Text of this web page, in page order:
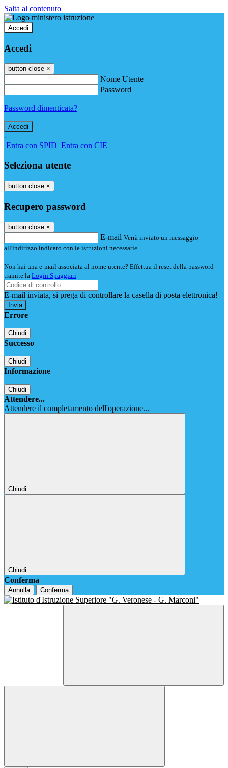
Salta al contenuto
Accedi
Accedi
button close ×
Nome Utente
Password
Password dimenticata?
-
Entra con SPID Entra con CIE
Seleziona utente
button close ×
Recupero password
button close ×
E-mail Verrà inviato un messaggio
all'indirizzo indicato con le istruzioni necessarie.
Non hai una e-mail associata al nome utente? Effettua il reset della password
tramite la Login Spaggiari
E-mail inviata, si prega di controllare la casella di posta elettronica!
Errore
Chiudi
Successo
Chiudi
Informazione
Chiudi
Attendere...
Attendere il completamento dell'operazione...
Chiudi
Chiudi
Conferma
Annulla Conferma